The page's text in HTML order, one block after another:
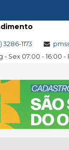
3286-1173
- Sex 07:00 - 16:00